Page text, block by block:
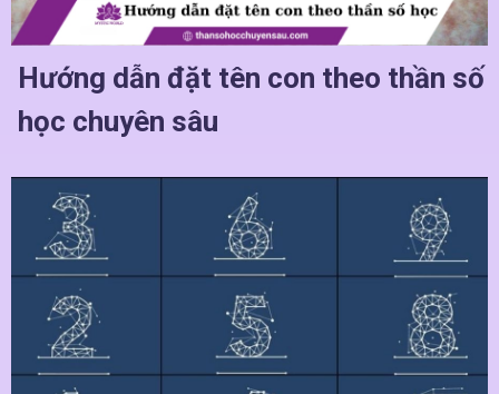
Hướng dẫn đặt tên con theo thần số
học chuyên sâu